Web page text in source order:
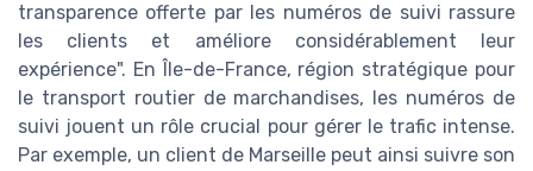
transparence offerte par les numéros de suivi rassure
les clients et améliore considérablement leur
expérience". En Île-de-France, région stratégique pour
le transport routier de marchandises, les numéros de
suivi jouent un rôle crucial pour gérer le trafic intense.
Par exemple, un client de Marseille peut ainsi suivre son